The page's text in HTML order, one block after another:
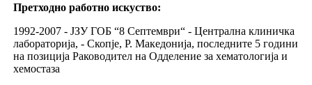
Претходно работно искуство:
1992-2007 - ЈЗУ ГОБ “8 Септември“ - Централна клиничка
лабораторија, - Скопје, Р. Македонија, последните 5 години
на позиција Раководител на Одделение за хематологија и
хемостаза